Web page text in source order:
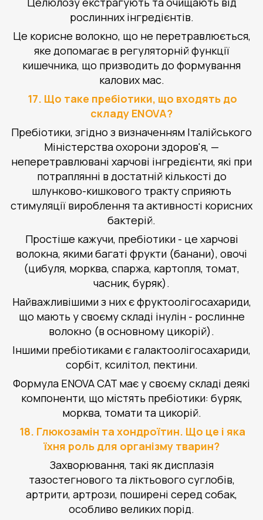
рослинних інгредієнтів.
Це корисне волокно, що не перетравлюється,
яке допомагає в регуляторній функції
кишечника, що призводить до формування
калових мас.
17. Що таке пребіотики, що входять до
складу ENOVA?
Пребіотики, згідно з визначенням Італійського
Міністерства охорони здоров'я, —
неперетравлювані харчові інгредієнти, які при
потраплянні в достатній кількості до
шлунково-кишкового тракту сприяють
стимуляції вироблення та активності корисних
бактерій.
Простіше кажучи, пребіотики - це харчові
волокна, якими багаті фрукти (банани), овочі
(цибуля, морква, спаржа, картопля, томат,
часник, буряк).
Найважливішими з них є фруктоолігосахариди,
що мають у своєму складі інулін - рослинне
волокно (в основному цикорій).
Іншими пребіотиками є галактоолігосахариди,
сорбіт, ксилітол, пектини.
Формула ENOVA CAT має у своєму складі деякі
компоненти, що містять пребіотики: буряк,
морква, томати та цикорій.
18. Глюкозамін та хондроїтин. Що це і яка
їхня роль для організму тварин?
Захворювання, такі як дисплазія
тазостегнового та ліктьового суглобів,
артрити, артрози, поширені серед собак,
особливо великих порід.